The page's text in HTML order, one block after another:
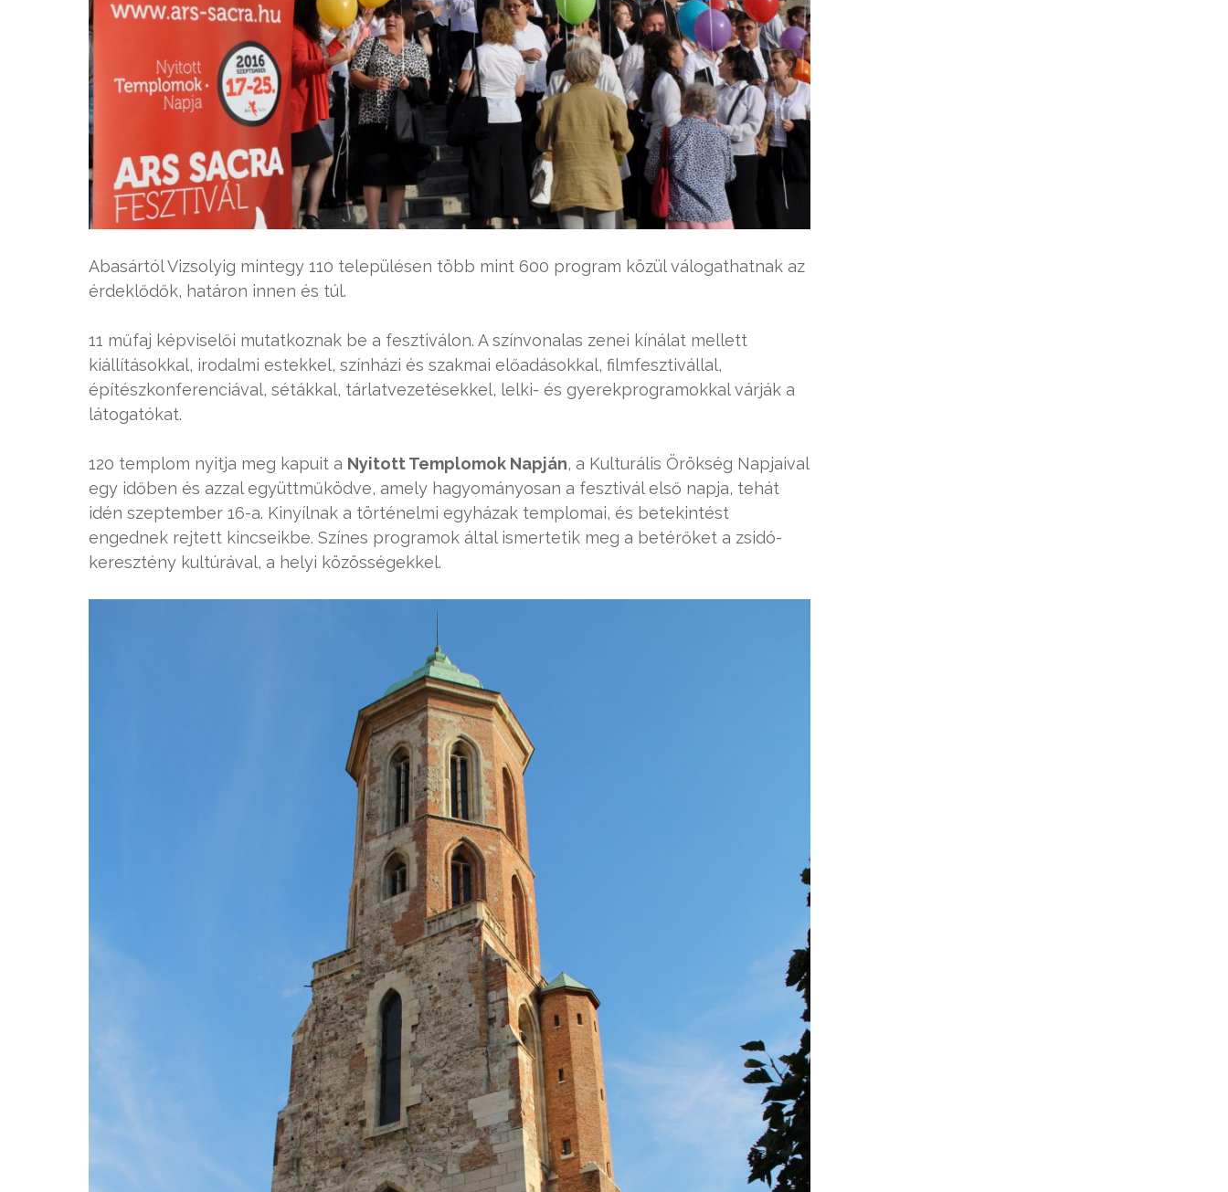
Abasártól Vizsolyig mintegy 110 településen több mint 600 program közül válogathatnak az
érdeklődők, határon innen és túl.
11 műfaj képviselői mutatkoznak be a fesztiválon. A színvonalas zenei kínálat mellett
kiállításokkal, irodalmi estekkel, színházi és szakmai előadásokkal, filmfesztivállal,
építészkonferenciával, sétákkal, tárlatvezetésekkel, lelki- és gyerekprogramokkal várják a
látogatókat.
120 templom nyitja meg kapuit a Nyitott Templomok Napján, a Kulturális Örökség Napjaival
egy időben és azzal együttműködve, amely hagyományosan a fesztivál első napja, tehát
idén szeptember 16-a. Kinyílnak a történelmi egyházak templomai, és betekintést
engednek rejtett kincseikbe. Színes programok által ismertetik meg a betérőket a zsidó-
keresztény kultúrával, a helyi közösségekkel.